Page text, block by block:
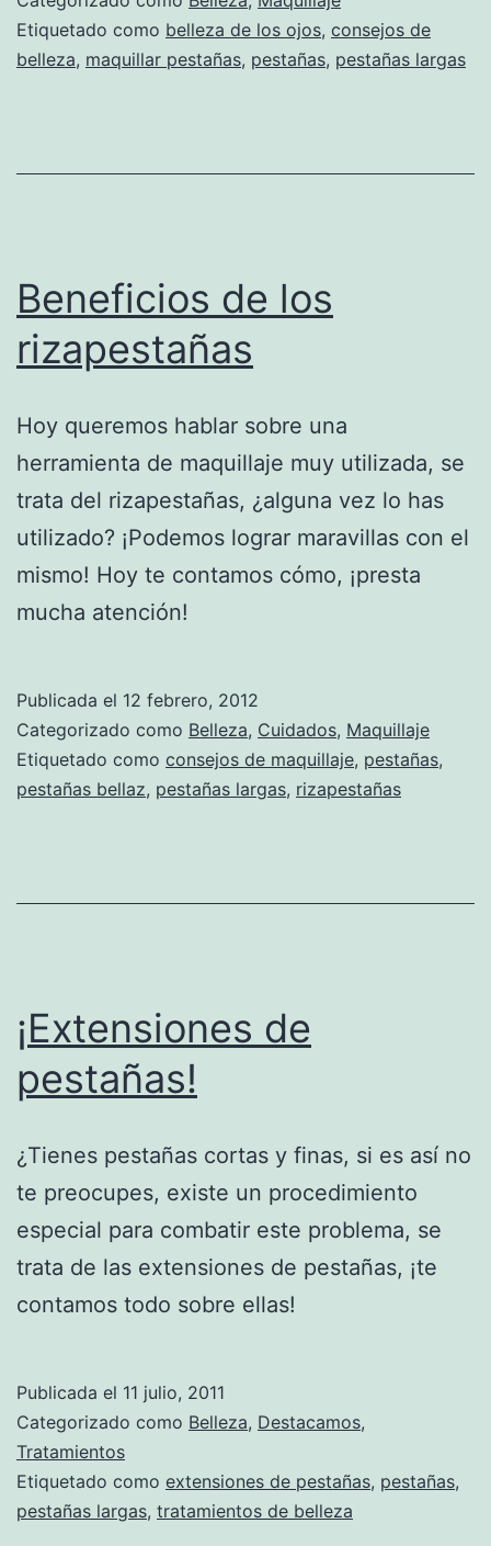
Etiquetado como belleza de los ojos, consejos de
belleza, maquillar pestañas, pestañas, pestañas largas
Beneficios de los
rizapestañas
Hoy queremos hablar sobre una
herramienta de maquillaje muy utilizada, se
trata del rizapestañas, ¿alguna vez lo has
utilizado? ¡Podemos lograr maravillas con el
mismo! Hoy te contamos cómo, ¡presta
mucha atención!
Publicada el 12 febrero, 2012
Categorizado como Belleza, Cuidados, Maquillaje
Etiquetado como consejos de maquillaje, pestañas,
pestañas bellaz, pestañas largas, rizapestañas
¡Extensiones de
pestañas!
¿Tienes pestañas cortas y finas, si es así no
te preocupes, existe un procedimiento
especial para combatir este problema, se
trata de las extensiones de pestañas, ¡te
contamos todo sobre ellas!
Publicada el 11 julio, 2011
Categorizado como Belleza, Destacamos,
Tratamientos
Etiquetado como extensiones de pestañas, pestañas,
pestañas largas, tratamientos de belleza